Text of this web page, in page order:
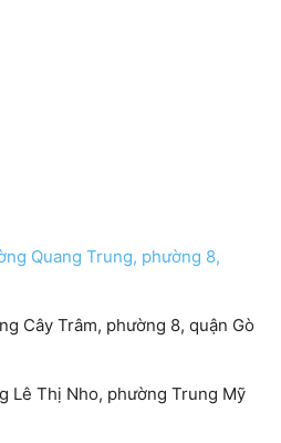
Quang Trung, phường 8,
Cây Trâm, phường 8, quận Gò
Lê Thị Nho, phường Trung Mỹ